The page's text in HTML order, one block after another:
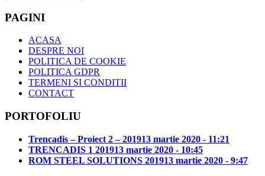
PAGINI
ACASA
DESPRE NOI
POLITICA DE COOKIE
POLITICA GDPR
TERMENI SI CONDITII
CONTACT
PORTOFOLIU
Trencadis – Proiect 2 – 201913 martie 2020 - 11:21
TRENCADIS 1 201913 martie 2020 - 10:45
ROM STEEL SOLUTIONS 201913 martie 2020 - 9:47